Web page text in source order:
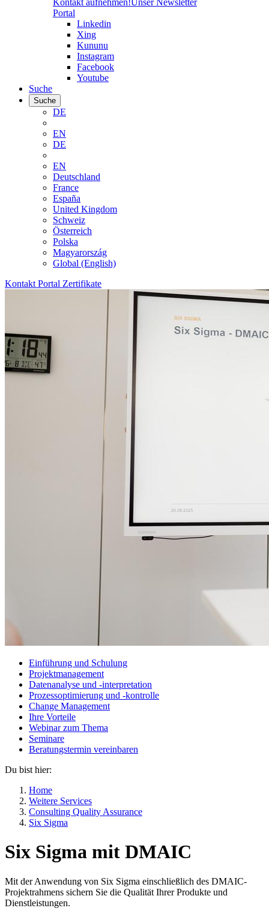
Kontakt aufnehmen!Unser Newsletter
Portal
Linkedin
Xing
Kununu
Instagram
Facebook
Youtube
Suche
Suche
DE
EN
DE
EN
Deutschland
France
España
United Kingdom
Schweiz
Österreich
Polska
Magyarország
Global (English)
Kontakt Portal Zertifikate
Einführung und Schulung
Projektmanagement
Datenanalyse und -interpretation
Prozessoptimierung und -kontrolle
Change Management
Ihre Vorteile
Webinar zum Thema
Seminare
Beratungstermin vereinbaren
Du bist hier:
Home
Weitere Services
Consulting Quality Assurance
Six Sigma
Six Sigma mit DMAIC
Mit der Anwendung von Six Sigma einschließlich des DMAIC-
Projektrahmens sichern Sie die Qualität Ihrer Produkte und
Dienstleistungen.